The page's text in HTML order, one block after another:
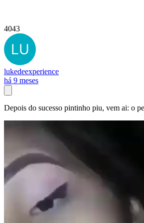
4043
lukedeexperience
há 9 meses
Depois do sucesso pintinho piu, vem ai: o